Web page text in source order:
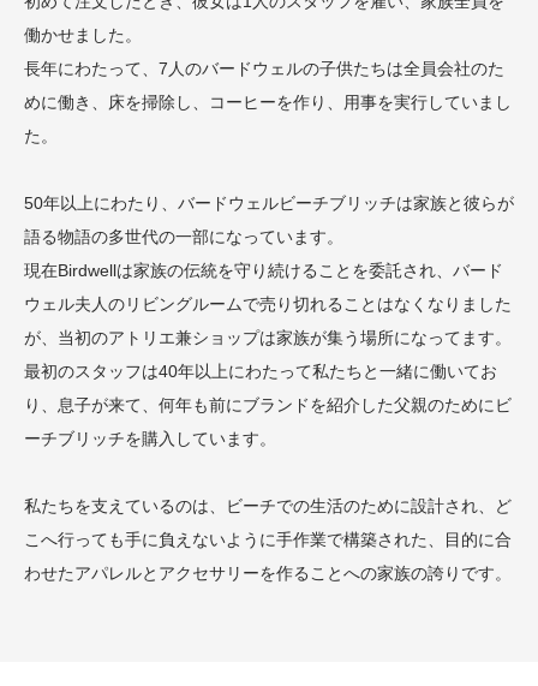
働かせました。
長年にわたって、7人のバードウェルの子供たちは全員会社のた
めに働き、床を掃除し、コーヒーを作り、用事を実行していまし
た。
50年以上にわたり、バードウェルビーチブリッチは家族と彼らが
語る物語の多世代の一部になっています。
現在Birdwellは家族の伝統を守り続けることを委託され、バード
ウェル夫人のリビングルームで売り切れることはなくなりました
が、当初のアトリエ兼ショップは家族が集う場所になってます。
最初のスタッフは40年以上にわたって私たちと一緒に働いてお
り、息子が来て、何年も前にブランドを紹介した父親のためにビ
ーチブリッチを購入しています。
私たちを支えているのは、ビーチでの生活のために設計され、ど
こへ行っても手に負えないように手作業で構築された、目的に合
わせたアパレルとアクセサリーを作ることへの家族の誇りです。